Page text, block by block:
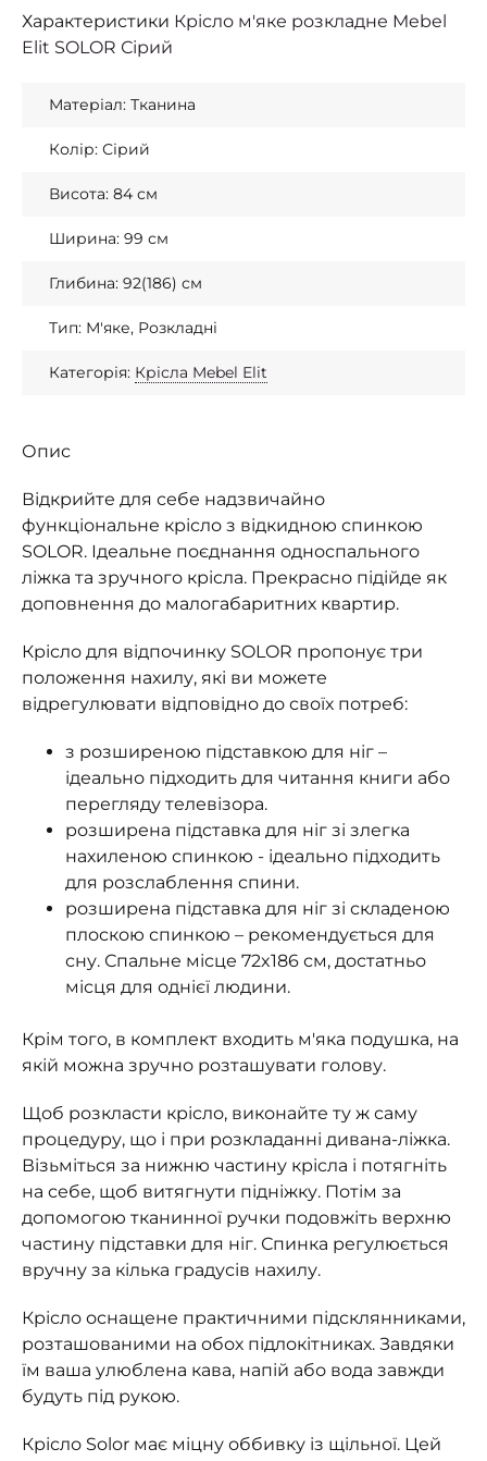
Характеристики Крісло м'яке розкладне Mebel
Elit SOLOR Сірий
Матеріал: Тканина
Колір: Сірий
Висота: 84 см
Ширина: 99 см
Глибина: 92(186) см
Тип: М'яке, Розкладні
Категорія: Крісла Mebel Elit
Опис
Відкрийте для себе надзвичайно
функціональне крісло з відкидною спинкою
SOLOR. Ідеальне поєднання односпального
ліжка та зручного крісла. Прекрасно підійде як
доповнення до малогабаритних квартир.
Крісло для відпочинку SOLOR пропонує три
положення нахилу, які ви можете
відрегулювати відповідно до своїх потреб:
з розширеною підставкою для ніг –
ідеально підходить для читання книги або
перегляду телевізора.
розширена підставка для ніг зі злегка
нахиленою спинкою - ідеально підходить
для розслаблення спини.
розширена підставка для ніг зі складеною
плоскою спинкою – рекомендується для
сну. Спальне місце 72x186 см, достатньо
місця для однієї людини.
Крім того, в комплект входить м'яка подушка, на
якій можна зручно розташувати голову.
Щоб розкласти крісло, виконайте ту ж саму
процедуру, що і при розкладанні дивана-ліжка.
Візьміться за нижню частину крісла і потягніть
на себе, щоб витягнути підніжку. Потім за
допомогою тканинної ручки подовжіть верхню
частину підставки для ніг. Спинка регулюється
вручну за кілька градусів нахилу.
Крісло оснащене практичними підсклянниками,
розташованими на обох підлокітниках. Завдяки
їм ваша улюблена кава, напій або вода завжди
будуть під рукою.
Крісло Solor має міцну оббивку із щільної. Цей